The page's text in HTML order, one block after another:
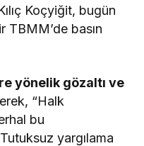
Koçyiğit, bugün
TBMM’de basın
yönelik gözaltı ve
“Halk
bu
yargılama